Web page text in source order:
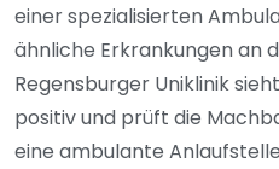
einer spezialisierten
ähnliche Erkrankungen an
Regensburger Uniklinik
positiv und prüft die
eine ambulante